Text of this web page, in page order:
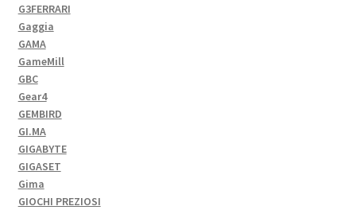
G3FERRARI
Gaggia
GAMA
GameMill
GBC
Gear4
GEMBIRD
GI.MA
GIGABYTE
GIGASET
Gima
GIOCHI PREZIOSI